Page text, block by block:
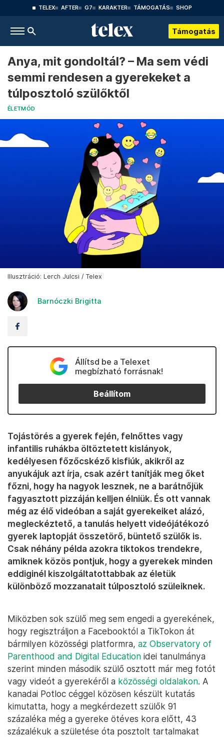
TELEX AFTER G7 KARAKTER TÁMOGATÁS SHOP
Támogatás
Anya, mit gondoltál? – Ma sem védi
semmi rendesen a gyerekeket a
túlposztoló szülőktől
ÉLETMÓD
Illusztráció: Lerch Julcsi / Telex
Barnóczki Brigitta
Állítsd be a Telexet
megbízható forrásnak!
Beállítom
Tojástörés a gyerek fején, felnőttes vagy
infantilis ruhákba öltöztetett kislányok,
kedélyesen főzőcskéző kisfiúk, akikről az
anyukájuk azt írja, csak azért tanítják meg őket
főzni, hogy ha nagyok lesznek, ne a barátnőjük
fagyasztott pizzáján kelljen élniük. És ott vannak
még az élő videóban a saját gyerekeiket alázó,
megleckéztető, a tanulás helyett videójátékozó
gyerek laptopját összetörő, büntető szülők is.
Csak néhány példa azokra tiktokos trendekre,
amiknek közös pontjuk, hogy a gyerekek minden
eddiginél kiszolgáltatottabbak az életük
különböző mozzanatait túlposztoló szüleiknek.
Miközben sok szülő meg sem engedi a gyerekének,
hogy regisztráljon a Facebooktól a TikTokon át
bármilyen közösségi platformra, az Observatory of
Parenthood and Digital Education idei tanulmánya
szerint minden második szülő osztott már meg fotót
vagy videót a gyerekéről a közösségi oldalakon. A
kanadai Potloc céggel közösen készült kutatás
kimutatta, hogy a megkérdezett szülők 91
százaléka még a gyereke ötéves kora előtt, 43
százalékuk a születése óta posztolt tartalmakat